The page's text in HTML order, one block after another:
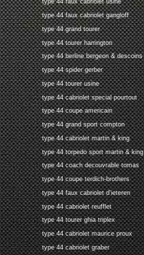
type 44 faux cabriolet usine
type 44 faux cabriolet gangloff
type 44 grand tourer
type 44 tourer harrington
type 44 berline bergeon & descoins
type 44 spider gerber
type 44 tourer usine
type 44 cabriolet special pourtout
type 44 coupe americain
type 44 grand sport compton
type 44 cabriolet martin & king
type 44 torpedo sport martin & king
type 44 coach decouvrable tomas
type 44 coupe terdich-brothers
type 44 faux cabriolet d'ieteren
type 44 cabriolet reufflet
type 44 tourer ghia triplex
type 44 cabriolet maurice proux
type 44 cabriolet graber